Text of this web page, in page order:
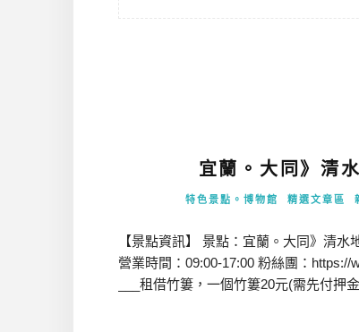
宜蘭。大同》清
特色景點。博物館 精選文章區
【景點資訊】 景點：宜蘭。大同》清
營業時間：09:00-17:00 粉絲團：https://
___租借竹簍，一個竹簍20元(需先付